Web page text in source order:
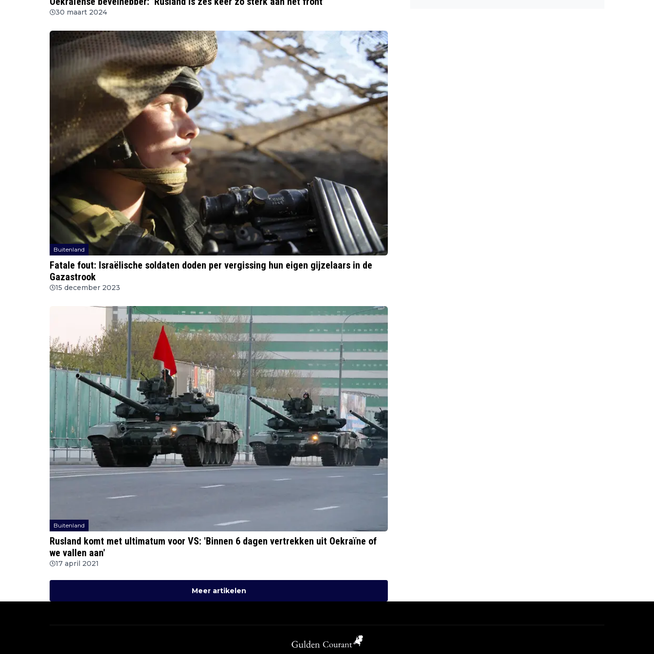
30 maart 2024
Buitenland
Fatale fout: Israëlische soldaten doden per vergissing hun eigen gijzelaars in de
Gazastrook
15 december 2023
Buitenland
Rusland komt met ultimatum voor VS: 'Binnen 6 dagen vertrekken uit Oekraïne of
we vallen aan'
17 april 2021
Meer artikelen